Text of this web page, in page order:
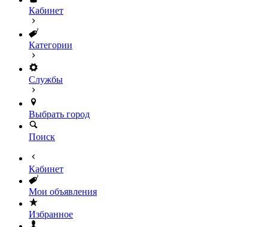
Кабинет
Категории
Службы
Выбрать город
Поиск
Кабинет
Мои объявления
Избранное